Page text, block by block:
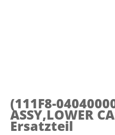
(111F8-
ASSY,LOWER
Ersatzteil